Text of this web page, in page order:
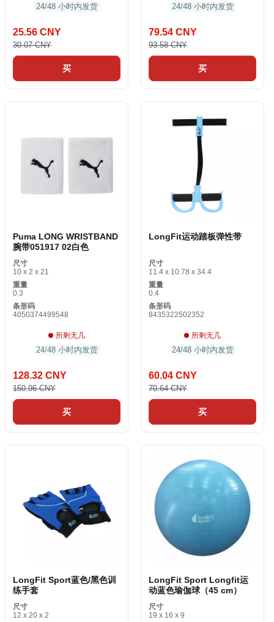
24/48 小时内发货
25.56 CNY
30.07 CNY
买
24/48 小时内发货
79.54 CNY
93.58 CNY
买
Puma LONG WRISTBAND
腕带051917 02白色
尺寸
10 x 2 x 21
重量
0.3
条形码
4050374499548
所剩无几
24/48 小时内发货
128.32 CNY
150.96 CNY
买
LongFit运动踏板弹性带
尺寸
11.4 x 10.78 x 34.4
重量
0.4
条形码
8435322502352
所剩无几
24/48 小时内发货
60.04 CNY
70.64 CNY
买
LongFit Sport蓝色/黑色训
练手套
尺寸
12 x 20 x 2
LongFit Sport Longfit运
动蓝色瑜伽球（45 cm）
尺寸
19 x 16 x 9